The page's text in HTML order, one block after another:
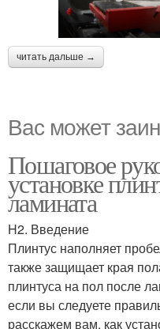
читать дальше →
Вас может
Пошаговое
установке
ламината
H2. Введение
Плинтус наполняет
также защищает края
плинтуса на пол после
если вы следуете
расскажем вам, как